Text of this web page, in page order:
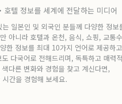
텔 정보를 세계에 전달하는 미디어
일본인 및 외국인 분들께 다양한 정보
아니라 호텔과 온천, 음식, 쇼핑, 교통
한 정보를 최대 10가지 언어로 제공하
다국어로 전해드리며, 독특하고 매력
다른 변화와 경험을 찾고 계신다면,
간을 경험해 보세요.